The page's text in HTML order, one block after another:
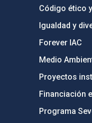
Código ético
Igualdad y
Forever IAC
Medio
Proyectos
Financiación
Programa